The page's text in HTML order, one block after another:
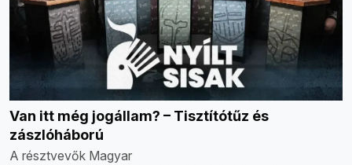
Van itt még jogállam? – Tisztítótűz és
zászlóháború
A résztvevők Magyar